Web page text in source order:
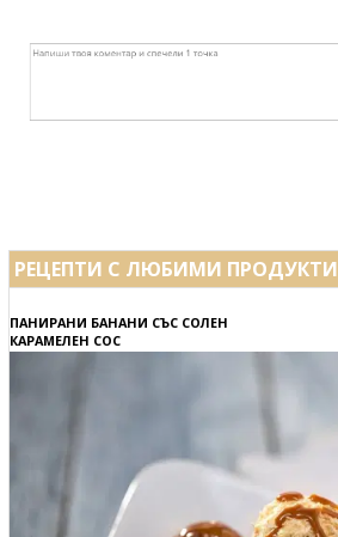
РЕЦЕПТИ С ЛЮБИМИ ПРОДУКТИ
ПАНИРАНИ БАНАНИ СЪС СОЛЕН
КАРАМЕЛЕН СОС